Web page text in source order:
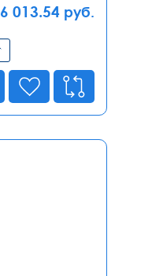
6 013.54 руб.